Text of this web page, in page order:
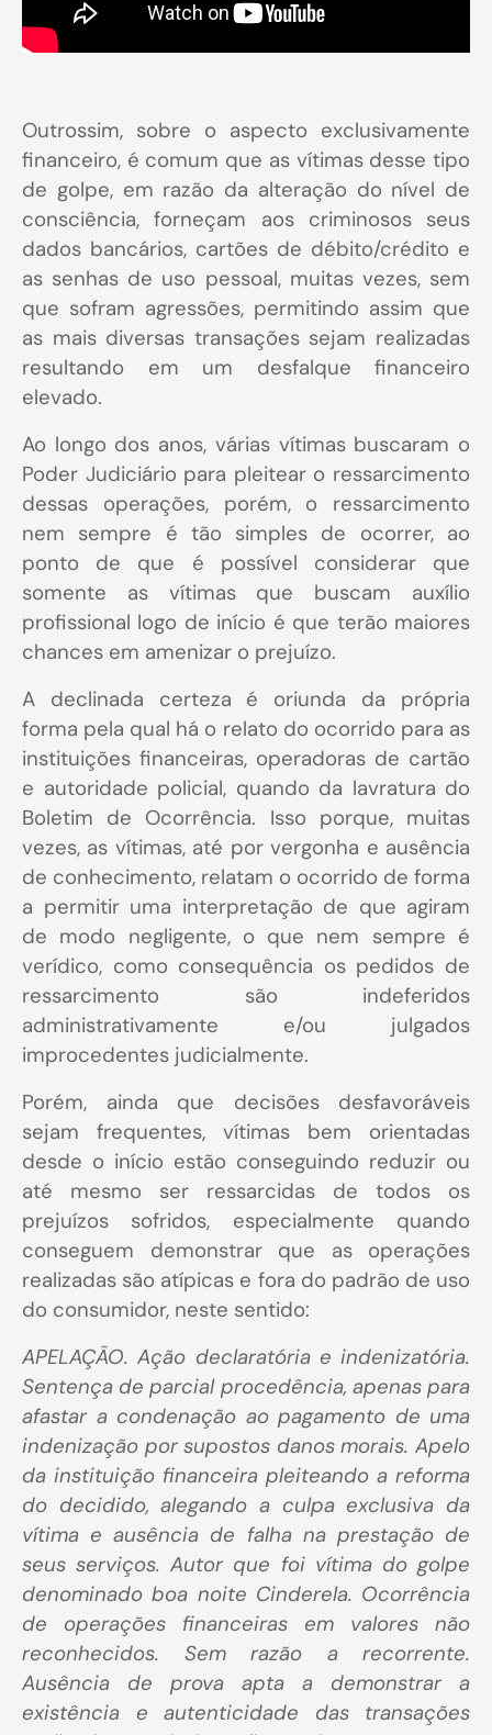
Outrossim, sobre o aspecto exclusivamente
financeiro, é comum que as vítimas desse tipo
de golpe, em razão da alteração do nível de
consciência, forneçam aos criminosos seus
dados bancários, cartões de débito/crédito e
as senhas de uso pessoal, muitas vezes, sem
que sofram agressões, permitindo assim que
as mais diversas transações sejam realizadas
resultando em um desfalque financeiro
elevado.
Ao longo dos anos, várias vítimas buscaram o
Poder Judiciário para pleitear o ressarcimento
dessas operações, porém, o ressarcimento
nem sempre é tão simples de ocorrer, ao
ponto de que é possível considerar que
somente as vítimas que buscam auxílio
profissional logo de início é que terão maiores
chances em amenizar o prejuízo.
A declinada certeza é oriunda da própria
forma pela qual há o relato do ocorrido para as
instituições financeiras, operadoras de cartão
e autoridade policial, quando da lavratura do
Boletim de Ocorrência. Isso porque, muitas
vezes, as vítimas, até por vergonha e ausência
de conhecimento, relatam o ocorrido de forma
a permitir uma interpretação de que agiram
de modo negligente, o que nem sempre é
verídico, como consequência os pedidos de
ressarcimento são indeferidos
administrativamente e/ou julgados
improcedentes judicialmente.
Porém, ainda que decisões desfavoráveis
sejam frequentes, vítimas bem orientadas
desde o início estão conseguindo reduzir ou
até mesmo ser ressarcidas de todos os
prejuízos sofridos, especialmente quando
conseguem demonstrar que as operações
realizadas são atípicas e fora do padrão de uso
do consumidor, neste sentido:
APELAÇÃO. Ação declaratória e indenizatória.
Sentença de parcial procedência, apenas para
afastar a condenação ao pagamento de uma
indenização por supostos danos morais. Apelo
da instituição financeira pleiteando a reforma
do decidido, alegando a culpa exclusiva da
vítima e ausência de falha na prestação de
seus serviços. Autor que foi vítima do golpe
denominado boa noite Cinderela. Ocorrência
de operações financeiras em valores não
reconhecidos. Sem razão a recorrente.
Ausência de prova apta a demonstrar a
existência e autenticidade das transações